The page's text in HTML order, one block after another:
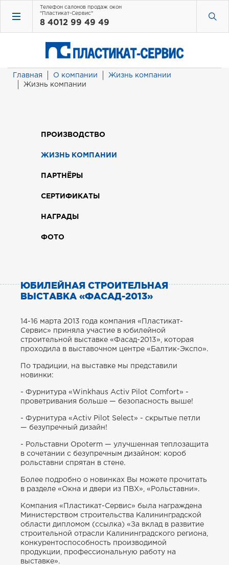
Телефон салонов продаж окон
"Пластикат-Сервис"
8 4012 99 49 49
Главная О компании
Жизнь компании
Жизнь компании
ПРОИЗВОДСТВО
ЖИЗНЬ КОМПАНИИ
ПАРТНЁРЫ
СЕРТИФИКАТЫ
НАГРАДЫ
ФОТО
ЮБИЛЕЙНАЯ СТРОИТЕЛЬНАЯ
ВЫСТАВКА «ФАСАД-2013»
14-16 марта 2013 года компания «Пластикат-
Сервис» приняла участие в юбилейной
строительной выставке «Фасад-2013», которая
проходила в выставочном центре «Балтик-Экспо».
По традиции, на выставке мы представили
новинки:
- Фурнитура «Winkhaus Activ Pilot Comfort» -
проветривания больше — безопасность выше!
- Фурнитура «Activ Pilot Select» - скрытые петли
— безупречный дизайн!
- Рольставни Opoterm — улучшенная теплозащита
в сочетании с безупречным дизайном: короб
рольставни спрятан в стене.
Более подробно о новинках Вы можете прочитать
в разделе «Окна и двери из ПВХ», «Рольставни».
Компания «Пластикат-Сервис» была награждена
Министерством строительства Калининградской
области дипломом (ссылка) «За вклад в развитие
строительной отрасли Калининградского региона,
конкурентоспособность производимой
продукции, профессиональную работу на
выставке».